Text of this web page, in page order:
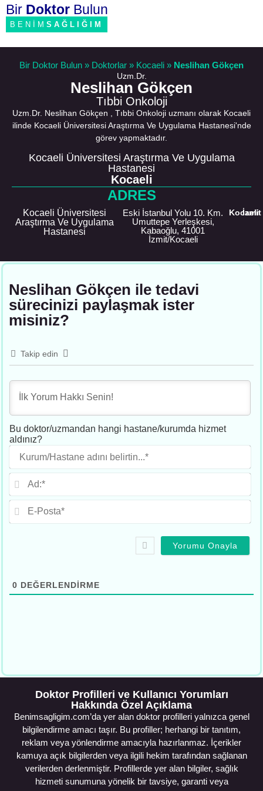
Bir Doktor Bulun
BENİM SAĞLIĞIM
Bir Doktor Bulun » Doktorlar » Kocaeli » Neslihan Gökçen
Uzm.Dr.
Neslihan Gökçen
Tıbbi Onkoloji
Uzm.Dr. Neslihan Gökçen , Tıbbi Onkoloji uzmanı olarak Kocaeli
ilinde Kocaeli Üniversitesi Araştırma Ve Uygulama Hastanesi'nde
görev yapmaktadır.
Kocaeli Üniversitesi Araştırma Ve Uygulama
Hastanesi
Kocaeli
ADRES
Kocaeli Üniversitesi
Araştırma Ve Uygulama
Hastanesi
Eski İstanbul Yolu 10. Km.
Umuttepe Yerleşkesi,
Kabaoğlu, 41001
İzmit/Kocaeli
Kocaeli
İzmit
Neslihan Gökçen ile tedavi
sürecinizi paylaşmak ister
misiniz?
Takip edin
Bu doktor/uzmandan hangi hastane/kurumda hizmet
aldınız?
E-
0 DEĞERLENDIRME
Doktor Profilleri ve Kullanıcı Yorumları
Hakkında Özel Açıklama
Benimsagligim.com’da yer alan doktor profilleri yalnızca genel
bilgilendirme amacı taşır. Bu profiller; herhangi bir tanıtım,
reklam veya yönlendirme amacıyla hazırlanmaz. İçerikler
kamuya açık bilgilerden veya ilgili hekim tarafından sağlanan
verilerden derlenmiştir. Profillerde yer alan bilgiler, sağlık
hizmeti sunumuna yönelik bir tavsiye, garanti veya